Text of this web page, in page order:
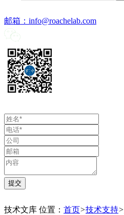
邮箱： info@roachelab.com‍
技术文库 位置： 首页>技术支持>